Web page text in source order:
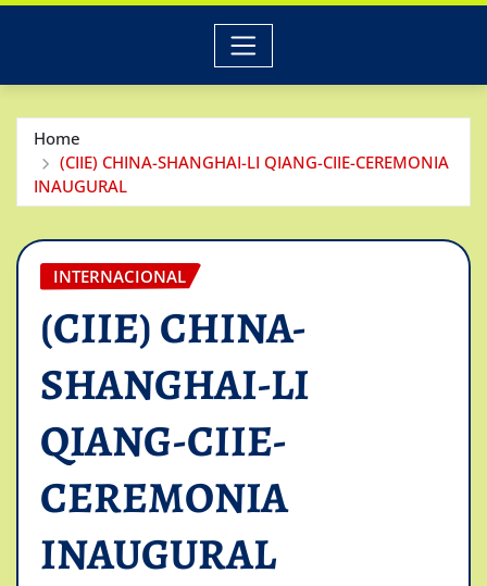
Home
(CIIE) CHINA-SHANGHAI-LI QIANG-CIIE-CEREMONIA
INAUGURAL
INTERNACIONAL
(CIIE) CHINA-
SHANGHAI-LI
QIANG-CIIE-
CEREMONIA
INAUGURAL